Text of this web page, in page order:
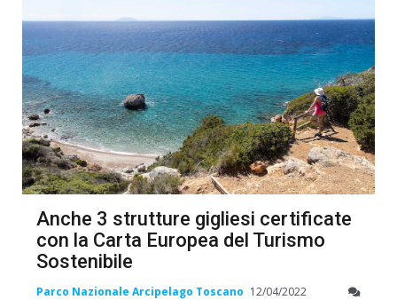
Anche 3 strutture gigliesi certificate
con la Carta Europea del Turismo
Sostenibile
Parco Nazionale Arcipelago Toscano 12/04/2022